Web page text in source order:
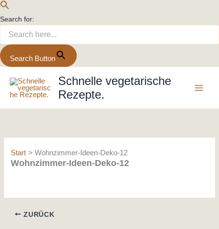
Search for:
Search Button
Inhalt
springen
Schnelle vegetarische
Rezepte.
Start Wohnzimmer-Ideen-Deko-12
Wohnzimmer-Ideen-Deko-12
ZURÜCK